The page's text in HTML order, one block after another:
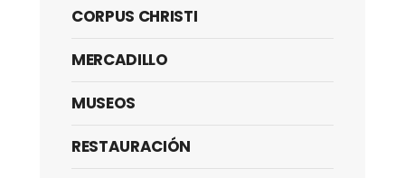
CORPUS CHRISTI
MERCADILLO
MUSEOS
RESTAURACIÓN